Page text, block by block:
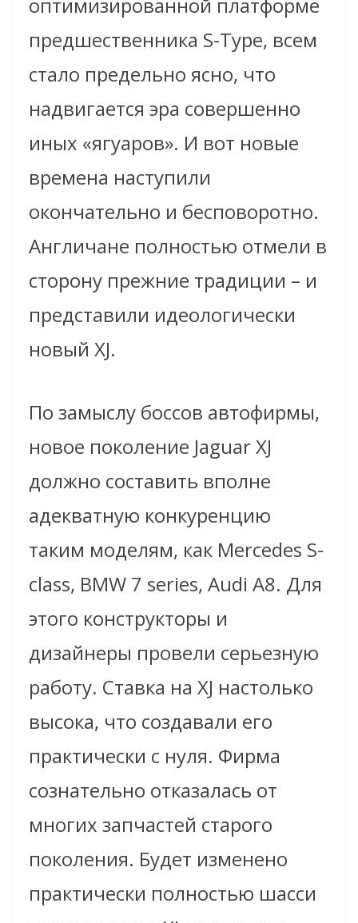
оптимизированной платформе
предшественника S-Type, всем
стало предельно ясно, что
надвигается эра совершенно
иных «ягуаров». И вот новые
времена наступили
окончательно и бесповоротно.
Англичане полностью отмели в
сторону прежние традиции – и
представили идеологически
новый XJ.
По замыслу боссов автофирмы,
новое поколение Jaguar XJ
должно составить вполне
адекватную конкуренцию
таким моделям, как Mercedes S-
class, BMW 7 series, Audi А8. Для
этого конструкторы и
дизайнеры провели серьезную
работу. Ставка на XJ настолько
высока, что создавали его
практически с нуля. Фирма
сознательно отказалась от
многих запчастей старого
поколения. Будет изменено
практически полностью шасси